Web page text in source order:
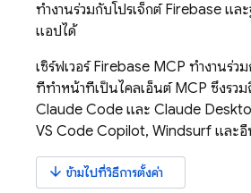
ทำงานร่วมกับโปรเจ็กต์ Firebase แล
แอปได้
เซิร์ฟเวอร์ Firebase MCP ทำงานร่ว
ที่ทำหน้าที่เป็นไคลเอ็นต์ MCP ซึ่งรวม
Claude Code และ Claude
VS Code Copilot, Windsurf และอื่
arrow_downward ข้ามไปที่วิธีการตั้งค่า